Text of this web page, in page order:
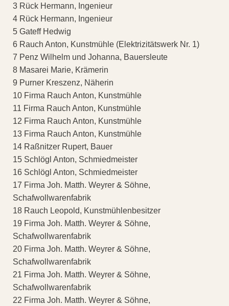
3 Rück Hermann, Ingenieur
4 Rück Hermann, Ingenieur
5 Gateff Hedwig
6 Rauch Anton, Kunstmühle (Elektrizitätswerk Nr. 1)
7 Penz Wilhelm und Johanna, Bauersleute
8 Masarei Marie, Krämerin
9 Purner Kreszenz, Näherin
10 Firma Rauch Anton, Kunstmühle
11 Firma Rauch Anton, Kunstmühle
12 Firma Rauch Anton, Kunstmühle
13 Firma Rauch Anton, Kunstmühle
14 Raßnitzer Rupert, Bauer
15 Schlögl Anton, Schmiedmeister
16 Schlögl Anton, Schmiedmeister
17 Firma Joh. Matth. Weyrer & Söhne,
Schafwollwarenfabrik
18 Rauch Leopold, Kunstmühlenbesitzer
19 Firma Joh. Matth. Weyrer & Söhne,
Schafwollwarenfabrik
20 Firma Joh. Matth. Weyrer & Söhne,
Schafwollwarenfabrik
21 Firma Joh. Matth. Weyrer & Söhne,
Schafwollwarenfabrik
22 Firma Joh. Matth. Weyrer & Söhne,